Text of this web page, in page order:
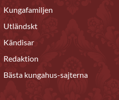
Kungafamiljen
Utländskt
Kändisar
Redaktion
Bästa kungahus-sajterna